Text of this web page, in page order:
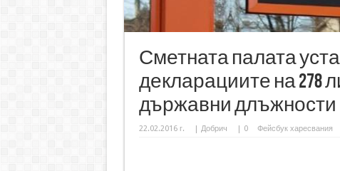
Сметната палата
декларациите на 278
държавни длъжности
22.02.2016 г. Добрич 0 Фейсбук харесвания